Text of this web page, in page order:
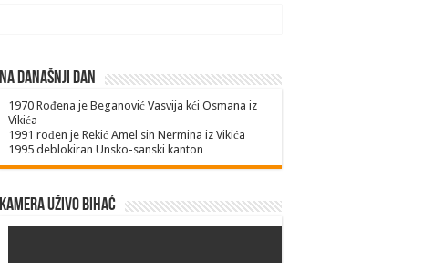
Na današnji dan
1970 Rođena je Beganović Vasvija kći Osmana iz
Vikića
1991 rođen je Rekić Amel sin Nermina iz Vikića
1995 deblokiran Unsko-sanski kanton
Kamera uživo Bihać